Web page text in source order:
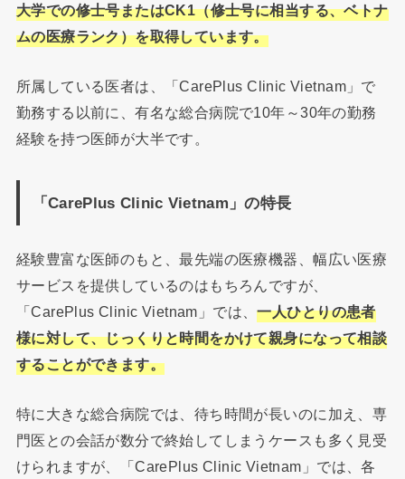
大学での修士号またはCK1（修士号に相当する、ベトナ
ムの医療ランク）を取得しています。
所属している医者は、「CarePlus Clinic Vietnam」で
勤務する以前に、有名な総合病院で10年～30年の勤務
経験を持つ医師が大半です。
「CarePlus Clinic Vietnam」の特長
経験豊富な医師のもと、最先端の医療機器、幅広い医療
サービスを提供しているのはもちろんですが、
「CarePlus Clinic Vietnam」では、一人ひとりの患者
様に対して、じっくりと時間をかけて親身になって相談
することができます。
特に大きな総合病院では、待ち時間が長いのに加え、専
門医との会話が数分で終始してしまうケースも多く見受
けられますが、「CarePlus Clinic Vietnam」では、各